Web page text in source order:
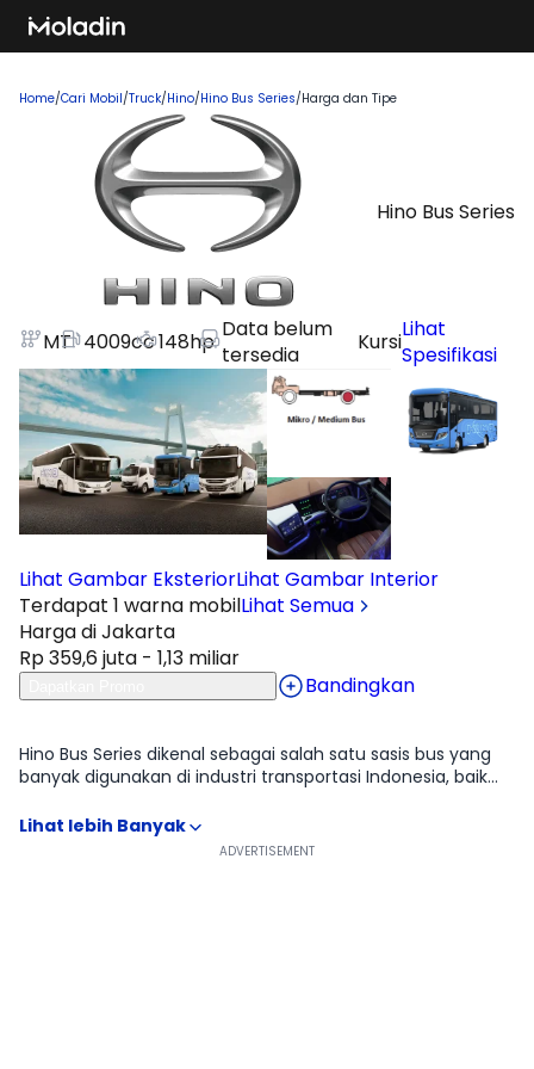
Home/Cari Mobil/Truck/Hino/Hino Bus Series/Harga dan Tipe
Hino Bus Series
MT 4009cc148hp Data belum
tersedia
KursiLihat
Spesifikasi
Lihat Gambar EksteriorLihat Gambar Interior
Terdapat 1 warna mobilLihat Semua
Harga di Jakarta
Rp 359,6 juta - 1,13 miliar
Bandingkan
Hino Bus Series dikenal sebagai salah satu sasis bus yang
banyak digunakan di industri transportasi Indonesia, baik
Karakter utamanya terletak pada keseimbangan antara
keandalan mesin, kenyamanan perjalanan, dan